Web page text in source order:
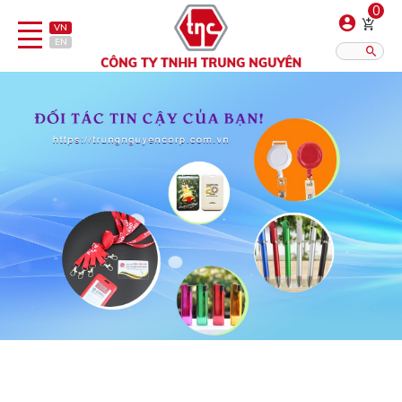
VN
EN
0
Bút
Bật lửa
Đồ sứ quà tặng
Bình/ca giữ nhiệt
Dây đeo & Phụ kiện